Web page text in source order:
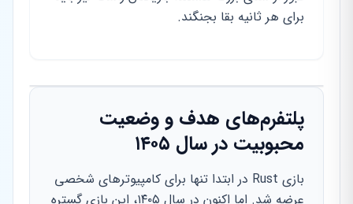
برای هر ثانیه بقا بجنگند.
پلتفرم‌های هدف و وضعیت
محبوبیت در سال ۱۴۰۵
بازی Rust در ابتدا تنها برای کامپیوترهای شخصی
عرضه شد. اما اکنون در سال ۱۴۰۵، این بازی گستره